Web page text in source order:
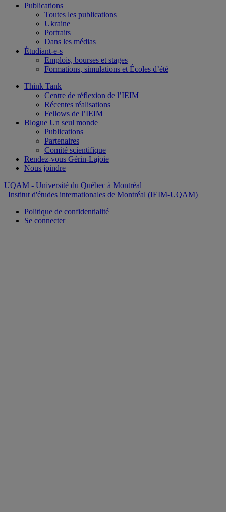
Publications
Toutes les publications
Ukraine
Portraits
Dans les médias
Étudiant-e-s
Emplois, bourses et stages
Formations, simulations et Écoles d’été
Think Tank
Centre de réflexion de l’IEIM
Récentes réalisations
Fellows de l’IEIM
Blogue Un seul monde
Publications
Partenaires
Comité scientifique
Rendez-vous Gérin-Lajoie
Nous joindre
UQAM - Université du Québec à Montréal
Institut d'études internationales de Montréal (IEIM-UQAM)
Politique de confidentialité
Se connecter